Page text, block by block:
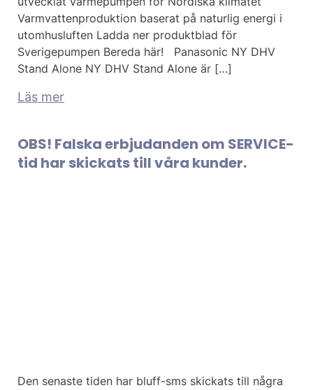
Varmvattenproduktion baserat på naturlig energi i
utomhusluften Ladda ner produktblad för
Sverigepumpen Bereda här! Panasonic NY DHV
Stand Alone NY DHV Stand Alone är […]
Läs mer
OBS! Falska erbjudanden om SERVICE-
tid har skickats till våra kunder.
Den senaste tiden har bluff-sms skickats till några